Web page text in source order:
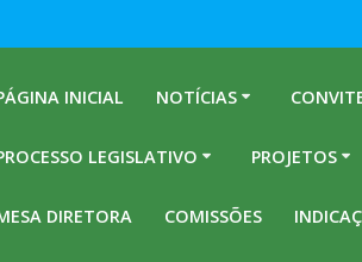
INICIAL NOTÍCIAS
LEGISLATIVO PROJETOS
DIRETORA COMISSÕES